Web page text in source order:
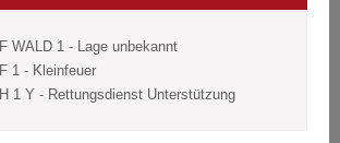
F WALD 1 - Lage unbekannt
F 1 - Kleinfeuer
H 1 Y - Rettungsdienst Unterstützung